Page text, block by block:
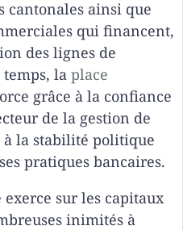
cantonales ainsi que
qui financent,
des lignes de
la place
grâce à la confiance
de la gestion de
la stabilité politique
pratiques bancaires.
exerce sur les capitaux
inimités à